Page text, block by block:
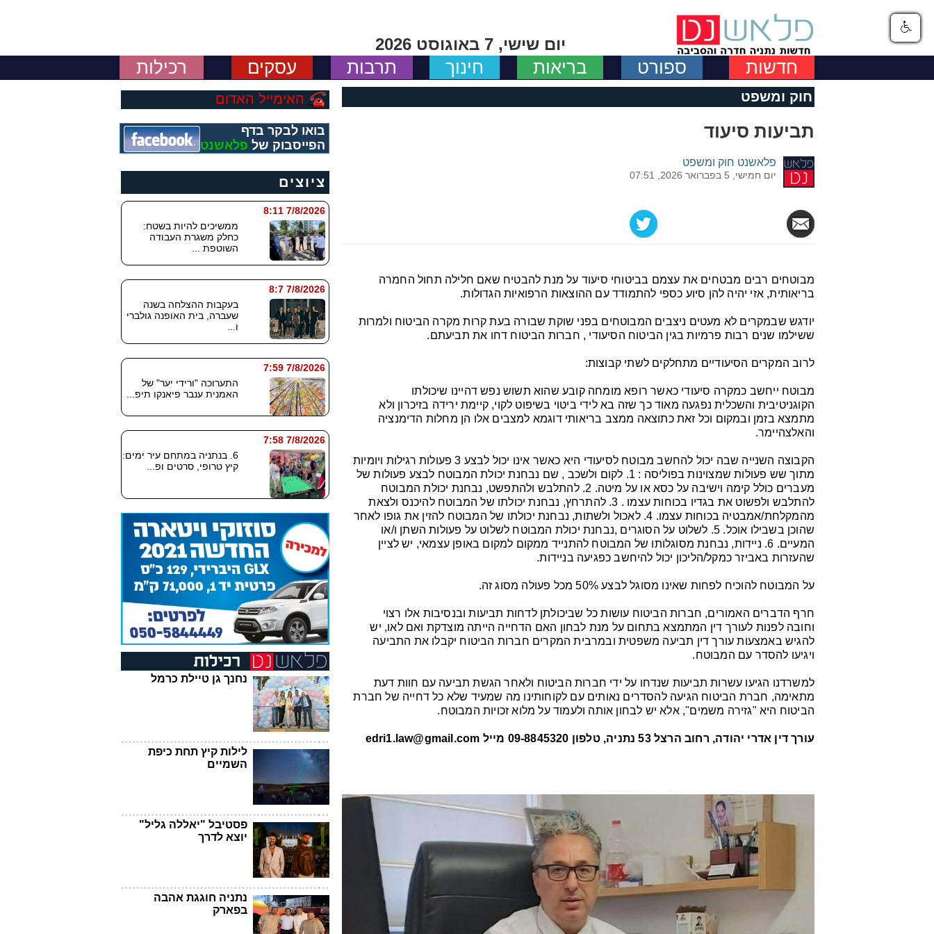
יום שישי, 7 באוגוסט 2026
חדשות ספורט בריאות חינוך תרבות עסקים רכילות
חוק ומשפט
תביעות סיעוד
פלאשנט חוק ומשפט
יום חמישי, 5 בפברואר 2026, 07:51
מבוטחים רבים מבטחים את עצמם בביטוחי סיעוד על מנת להבטיח שאם חלילה תחול החמרה
בריאותית, אזי יהיה להן סיוע כספי להתמודד עם ההוצאות הרפואיות הגדולות.
יודגש שבמקרים לא מעטים ניצבים המבוטחים בפני שוקת שבורה בעת קרות מקרה הביטוח ולמרות
ששילמו שנים רבות פרמיות בגין הביטוח הסיעודי , חברות הביטוח דחו את תביעתם.
לרוב המקרים הסיעודיים מתחלקים לשתי קבוצות:
מבוטח ייחשב כמקרה סיעודי כאשר רופא מומחה קובע שהוא תשוש נפש דהיינו שיכולתו
הקוגניטיבית והשכלית נפגעה מאוד כך שזה בא לידי ביטוי בשיפוט לקוי, קיימת ירידה בזיכרון ולא
מתמצא בזמן ובמקום וכל זאת כתוצאה ממצב בריאותי דוגמא למצבים אלו הן מחלות הדימנציה
והאלצהיימר.
הקבוצה השנייה שבה יכול להחשב מבוטח לסיעודי היא כאשר אינו יכול לבצע 3 פעולות רגילות ויומיות
מתוך שש פעולות שמצוינות בפוליסה : 1. לקום ולשכב , שם נבחנת יכולת המבוטח לבצע פעולות של
מעברים כולל קימה וישיבה על כסא או על מיטה. 2. להתלבש ולהתפשט, נבחנת יכולת המבוטח
להתלבש ולפשוט את בגדיו בכוחות עצמו . 3. להתרחץ, נבחנת יכולתו של המבוטח להיכנס ולצאת
מהמקלחת/אמבטיה בכוחות עצמו. 4. לאכול ולשתות, נבחנת יכולתו של המבוטח להזין את גופו לאחר
שהוכן בשבילו אוכל. 5. לשלוט על הסוגרים ,נבחנת יכולת המבוטח לשלוט על פעולות השתן ו/או
המעיים. 6. ניידות, נבחנת מסוגלותו של המבוטח להתנייד ממקום למקום באופן עצמאי, יש לציין
שהעזרות באביזר כמקל/הליכון יכול להיחשב כפגיעה בניידות.
על המבוטח להוכיח לפחות שאינו מסוגל לבצע 50% מכל פעולה מסוג זה.
חרף הדברים האמורים, חברות הביטוח עושות כל שביכולתן לדחות תביעות ובנסיבות אלו רצוי
וחובה לפנות לעורך דין המתמצא בתחום על מנת לבחון האם הדחייה הייתה מוצדקת ואם לאו, יש
להגיש באמצעות עורך דין תביעה משפטית ובמרבית המקרים חברות הביטוח יקבלו את התביעה
ויגיעו להסדר עם המבוטח.
למשרדנו הגיעו עשרות תביעות שנדחו על ידי חברות הביטוח ולאחר הגשת תביעה עם חוות דעת
מתאימה, חברת הביטוח הגיעה להסדרים נאותים עם לקוחותינו מה שמעיד שלא כל דחייה של חברת
הביטוח היא "גזירה משמים", אלא יש לבחון אותה ולעמוד על מלוא זכויות המבוטח.
עורך דין אדרי יהודה, רחוב הרצל 53 נתניה, טלפון 09-8845320 מייל edri1.law@gmail.com
האימייל האדום
בואו לבקר בדף
הפייסבוק של פלאשנט
ציוצים
7/8/2026 8:11
ממשיכים להיות בשטח:
כחלק משגרת העבודה
השוטפת ...
7/8/2026 8:7
בעקבות ההצלחה בשנה
שעברה, בית האופנה גולברי
ו...
7/8/2026 7:59
התערוכה "ורידי יער" של
האמנית ענבר פיאנקו תיפ...
7/8/2026 7:58
6. בנתניה במתחם עיר ימים:
קיץ טרופי, סרטים ופ...
נחנך גן טיילת כרמל
לילות קיץ תחת כיפת
השמיים
פסטיבל "יאללה גליל"
יוצא לדרך
נתניה חוגגת אהבה
בפארק